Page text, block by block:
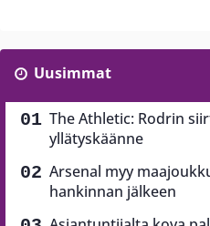
Uusimmat
The Athletic: Rodrin
yllätyskäänne
Arsenal myy
hankinnan jälkeen